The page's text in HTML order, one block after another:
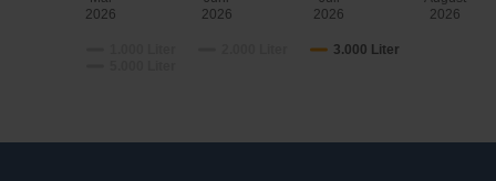
3.000 Liter
2026
2026
2026
2026